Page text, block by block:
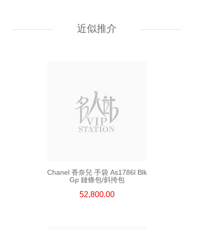
近似推介
54,800.00
Chanel 香奈兒 手袋 As1786l Blk
Gp 鏈條包/斜挎包
52,800.00